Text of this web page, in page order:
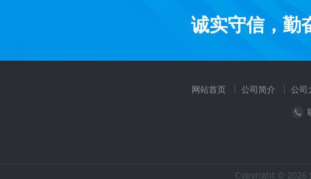
诚实守信，勤
网站首页 公司简介 公司
Copyright © 2026